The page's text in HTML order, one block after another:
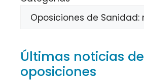
Últimas noticias de
oposiciones